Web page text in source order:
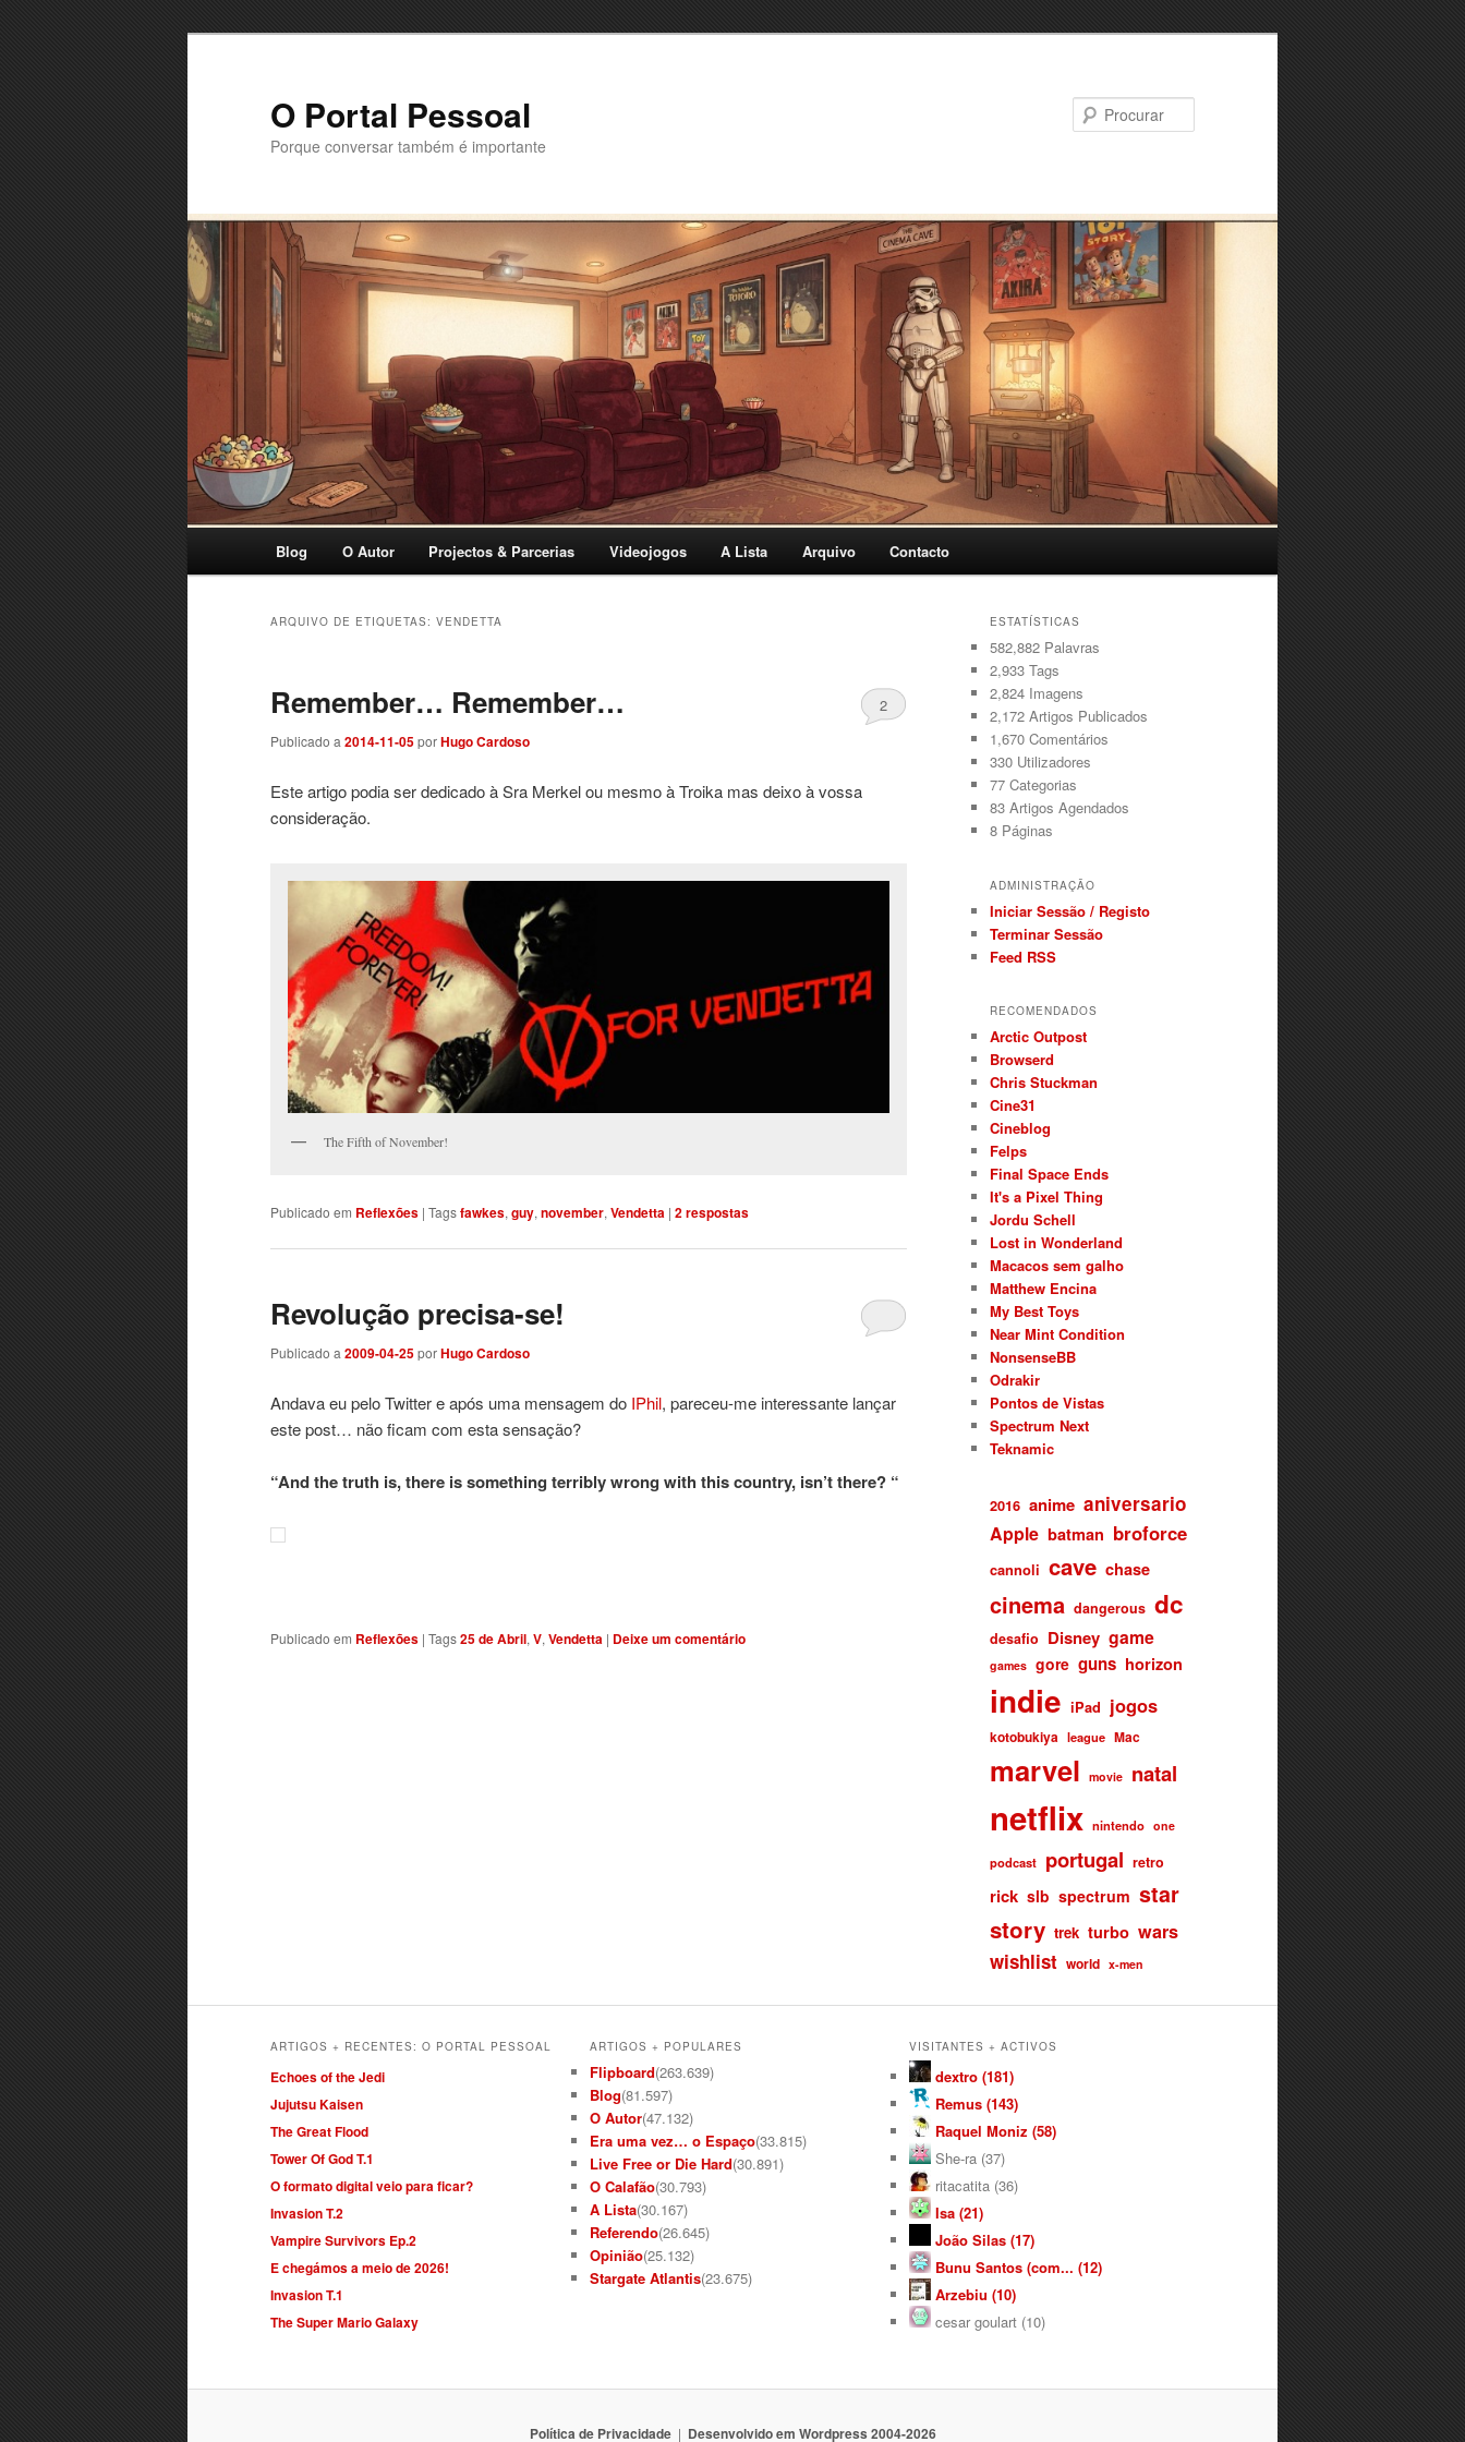
O Portal Pessoal
Porque conversar também é importante
Blog O Autor Projectos & Parcerias Videojogos A Lista Arquivo Contacto
ARQUIVO DE ETIQUETAS: VENDETTA
Remember… Remember…
Publicado a 2014-11-05porHugo Cardoso
2
Este artigo podia ser dedicado à Sra Merkel ou mesmo à Troika mas deixo à vossa
consideração.
The Fifth of November!
Publicado em Reflexões | Tagsfawkes, guy, november, Vendetta | 2respostas
Revolução precisa-se!
Publicado a 2009-04-25porHugo Cardoso
Andava eu pelo Twitter e após uma mensagem do IPhil, pareceu-me interessante lançar
este post… não ficam com esta sensação?
“And the truth is, there is something terribly wrong with this country, isn’t there? “
Publicado em Reflexões | Tags25 de Abril, V, Vendetta | Deixe um comentário
ESTATÍSTICAS
582,882 Palavras
2,933 Tags
2,824 Imagens
2,172 Artigos Publicados
1,670 Comentários
330 Utilizadores
77 Categorias
83 Artigos Agendados
8 Páginas
ADMINISTRAÇÃO
Iniciar Sessão / Registo
Terminar Sessão
Feed RSS
RECOMENDADOS
Arctic Outpost
Browserd
Chris Stuckman
Cine31
Cineblog
Felps
Final Space Ends
It's a Pixel Thing
Jordu Schell
Lost in Wonderland
Macacos sem galho
Matthew Encina
My Best Toys
Near Mint Condition
NonsenseBB
Odrakir
Pontos de Vistas
Spectrum Next
Teknamic
2016 anime aniversario
Apple batman broforce
cannoli cave chase
cinema dangerous dc
desafio Disney game
games gore guns horizon
indie iPad jogos
kotobukiya league Mac
marvel movie natal
netflix nintendo one
podcast portugal retro
rick slb spectrum star
story trek turbo wars
wishlist world x-men
ARTIGOS + RECENTES: O PORTAL PESSOAL
Echoes of the Jedi
Jujutsu Kaisen
The Great Flood
Tower Of God T.1
O formato digital veio para ficar?
Invasion T.2
Vampire Survivors Ep.2
E chegámos a meio de 2026!
Invasion T.1
The Super Mario Galaxy
ARTIGOS + POPULARES
Flipboard(263.639)
Blog(81.597)
O Autor(47.132)
Era uma vez… o Espaço(33.815)
Live Free or Die Hard(30.891)
O Calafão(30.793)
A Lista(30.167)
Referendo(26.645)
Opinião(25.132)
Stargate Atlantis(23.675)
VISITANTES + ACTIVOS
dextro (181)
Remus (143)
Raquel Moniz (58)
She-ra (37)
ritacatita (36)
Isa (21)
João Silas (17)
Bunu Santos (com... (12)
Arzebiu (10)
cesar goulart (10)
Política de Privacidade Desenvolvido em Wordpress 2004-2026